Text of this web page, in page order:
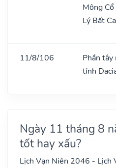
Mông
Lý Bất
11/8/106
Phần tây
tỉnh
Ngày 11 tháng 8
tốt hay xấu?
Lịch Vạn Niên 2046 - Lịch